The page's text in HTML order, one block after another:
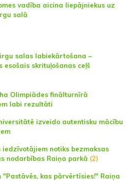
vadība aicina liepājniekus uz
salā
salas labiekārtošana –
esošais skrituļošanas ceļš
Olimpiādes finālturnīrā
labi rezultāti
izveido autentisku mācību
iedzīvotājiem notiks bezmaksas
nodarbības Raiņa parkā (2)
"Pastāvēs, kas pārvērtīsies!" Raiņa